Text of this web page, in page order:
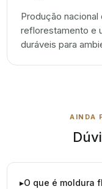
Produção
reflorestamento e
duráveis para
AINDA
O que é moldura